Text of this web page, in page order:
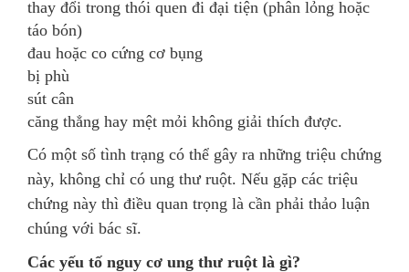
thay đổi trong thói quen đi đại tiện (phân lỏng hoặc
táo bón)
đau hoặc co cứng cơ bụng
bị phù
sút cân
căng thẳng hay mệt mỏi không giải thích được.
Có một số tình trạng có thể gây ra những triệu chứng
này, không chỉ có ung thư ruột. Nếu gặp các triệu
chứng này thì điều quan trọng là cần phải thảo luận
chúng với bác sĩ.
Các yếu tố nguy cơ ung thư ruột là gì?